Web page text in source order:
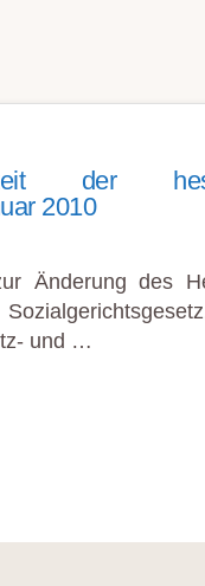
der
2010
Änderung des
und …